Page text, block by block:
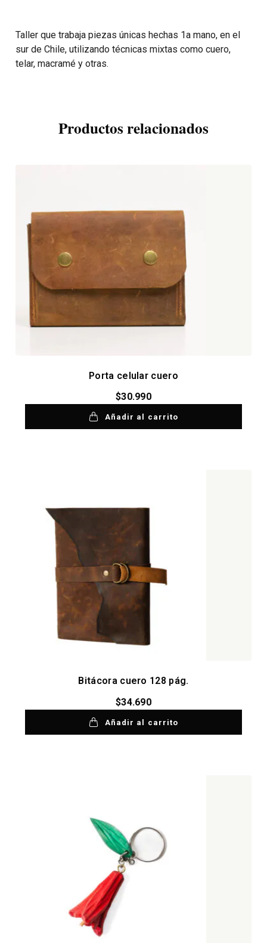
Taller que trabaja piezas únicas hechas 1a mano, en el
sur de Chile, utilizando técnicas mixtas como cuero,
telar, macramé y otras.
Productos relacionados
Porta celular cuero
$30.990
Añadir al carrito
Bitácora cuero 128 pág.
$34.690
Añadir al carrito